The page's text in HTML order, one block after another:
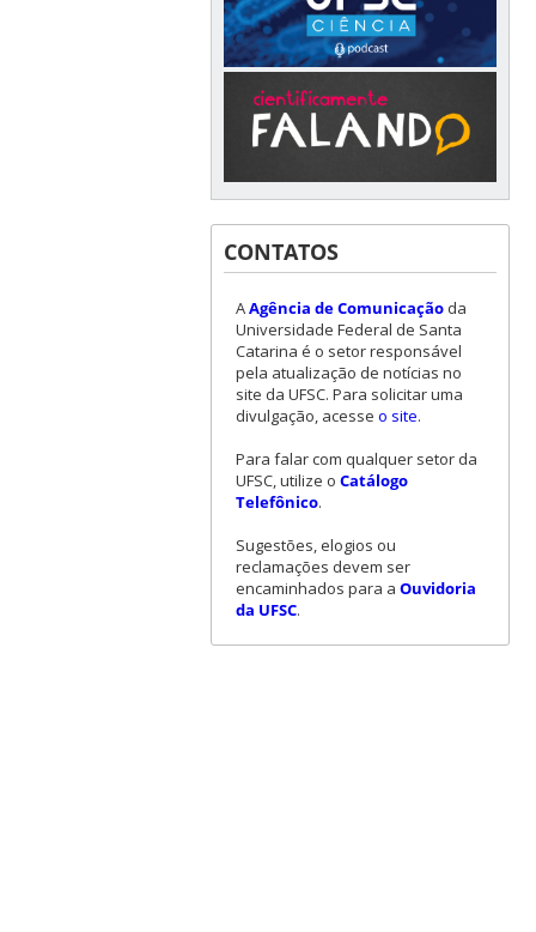
CONTATOS
AAgência de Comunicaçãoda
Universidade Federal de Santa
Catarina é o setor responsável
pela atualização de notícias no
site da UFSC. Para solicitar uma
divulgação, acesse o site.
Para falar com qualquer setor da
UFSC, utilize o Catálogo
Telefônico.
Sugestões, elogios ou
reclamações devem ser
encaminhados para a Ouvidoria
da UFSC.